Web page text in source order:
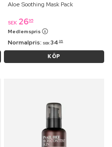
Aloe Soothing Mask Pack
SEK 2695
Medlemspris
Normalpris: SEK 34 95
KÖP